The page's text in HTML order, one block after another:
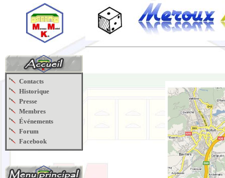
Contacts
Historique
Presse
Membres
Événements
Forum
Facebook